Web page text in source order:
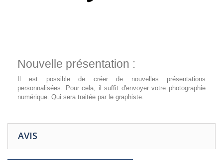
Nouvelle présentation :
Il est possible de créer de nouvelles présentations
personnalisées. Pour cela, il suffit d'envoyer votre photographie
numérique. Qui sera traitée par le graphiste.
AVIS